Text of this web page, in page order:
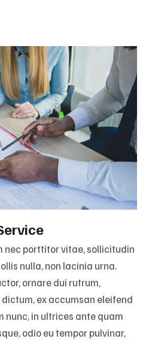
nec porttitor vitae, sollicitudin
nulla, non lacinia urna.
ornare dui rutrum,
ex accumsan eleifend
nunc, in ultrices ante quam
odio eu tempor pulvinar,